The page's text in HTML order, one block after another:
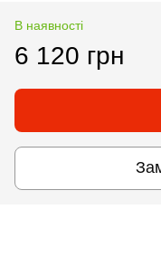
В наявності
6 120 грн